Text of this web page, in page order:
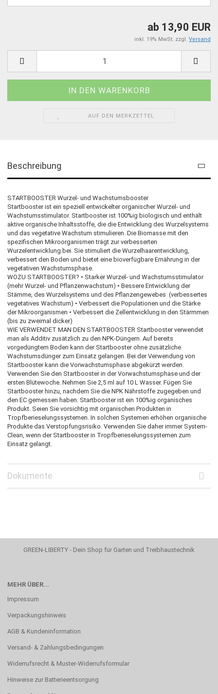
ab 13,90 EUR
inkl. 19% MwSt. zzgl. Versand
AUF DEN MERKZETTEL
Beschreibung
STARTBOOSTER Wurzel- und Wachstumsbooster
Startbooster ist ein speziell entwickelter organischer Wurzel- und
Wachstumsstimulator. Startbooster ist 100%ig biologisch und enthält
aktive organische Inhaltsstoffe, die die Entwicklung des Wurzelsystems
und das vegetative Wachstum stimulieren. Die Biomasse mit den
spezifischen Mikroorganismen trägt zur verbesserten
Wurzelentwicklung bei. Sie stimuliert die Wurzelhaarentwicklung,
verbessert den Boden und bietet eine bioverfügbare Ernährung in der
vegetativen Wachstumsphase.
WOZU STARTBOOSTER? • Starker Wurzel- und Wachstumsstimulator
(mehr Wurzel- und Pflanzenwachstum) • Bessere Entwicklung der
Stämme, des Wurzelsystems und des Pflanzengewebes (verbessertes
vegetatives Wachstum) • Verbessert die Populationen und die Stärke
der Mikroorganismen • Verbessert die Zellentwicklung in den Stärmmen
(bis zu zweimal dicker)
WIE VERWENDET MAN DEN STARTBOOSTER Startbooster verwendet
man als Additiv zusätzlich zu den NPK-Düngern. Auf bereits
vorgedüngtem Boden kann der Startbooster ohne zusätzliche
Wachstumsdünger zum Einsatz gelangen. Bei der Verwendung von
Startbooster kann die Vorwachstumsphase abgekürzt werden.
Verwenden Sie den Startbooster in der Vorwachstumsphase und der
ersten Blütewoche. Nehmen Sie 2,5 ml auf 10 L Wasser. Fügen Sie
Startbooster hinzu, nachdem Sie die NPK Nährstoffe zugegeben und
den EC gemessen haben. Startbooster ist ein 100%ig organisches
Produkt. Seien Sie vorsichtig mit organischen Produkten in
Tropfberieselungssystemen. In solchen Systemen erhöhen organische
Produkte das Verstopfungsrisiko. Verwenden Sie daher immer System-
Clean, wenn der Startbooster in Tropfberieselungssystemen zum
Einsatz gelangt.
Dokumente
GREEN-LIBERTY - Dein Shop für Garten und Treibhaustechnik
MEHR ÜBER...
Impressum
Verpackungshinweis
AGB & Kundeninformation
Versand- & Zahlungsbedingungen
Widerrufsrecht & Muster-Widerrufsformular
Hinweise zur Batterieentsorgung